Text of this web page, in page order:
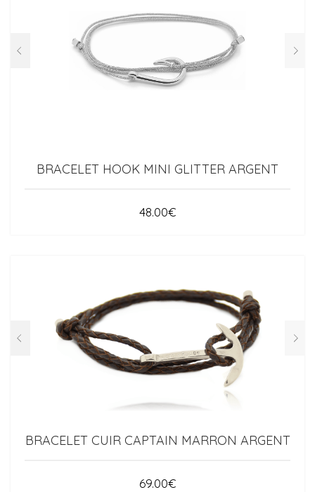
BRACELET HOOK MINI GLITTER ARGENT
48.00€
BRACELET CUIR CAPTAIN MARRON ARGENT
69.00€